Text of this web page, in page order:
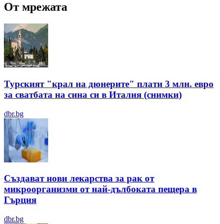
От мрежата
Турският "крал на дюнерите" плати 3 млн. евро
за сватбата на сина си в Италия (снимки)
dbr.bg
Създават нови лекарства за рак от
микроорганизми от най-дълбоката пещера в
Гърция
dbr.bg